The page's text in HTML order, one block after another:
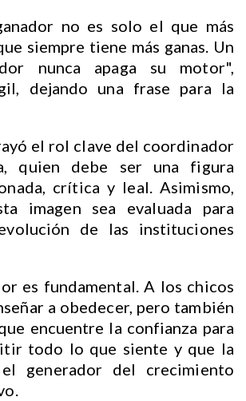
no es solo el que más
siempre tiene más ganas. Un
nunca apaga su motor",
dejando una frase para la
el rol clave del coordinador
quien debe ser una figura
crítica y leal. Asimismo,
imagen sea evaluada para
de las instituciones
es fundamental. A los chicos
a obedecer, pero también
encuentre la confianza para
todo lo que siente y que la
generador del crecimiento